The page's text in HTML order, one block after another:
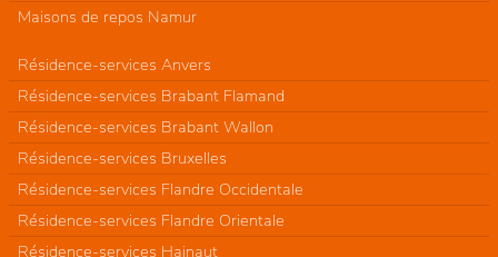
Maisons de repos Namur
Résidence-services Anvers
Résidence-services Brabant Flamand
Résidence-services Brabant Wallon
Résidence-services Bruxelles
Résidence-services Flandre Occidentale
Résidence-services Flandre Orientale
Résidence-services Hainaut